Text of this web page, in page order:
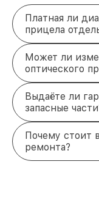
Платная ли
прицела
Может ли
оптического
Выдаёте ли
запасные
Почему стоит
ремонта?